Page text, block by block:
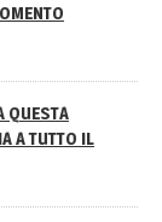
QUESTA
A TUTTO IL